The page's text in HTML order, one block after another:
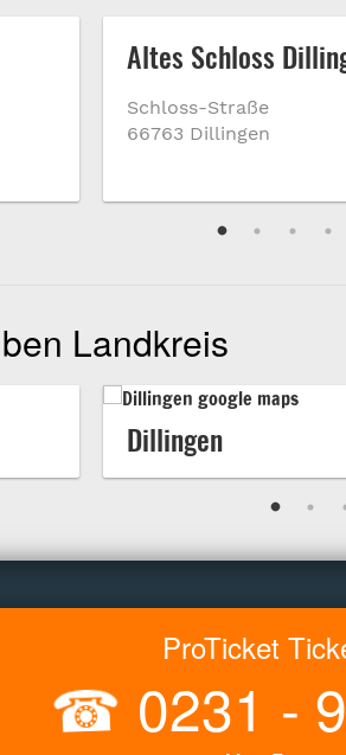
Altes Schloss
Schloss-Straße
66763 Dillingen
Landkreis
Dillingen
ProTicket
☎ 0231 -